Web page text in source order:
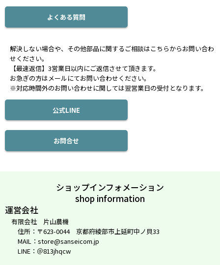
よくある質問
解決しない場合や、その他部品に関するご相談はこちらからお問い合わ
せください。
【最速返信】3営業日以内にご返信させて頂きます。
お急ぎの方はメールにてお問い合わせください。
※対応時間外のお問い合わせに関しては翌営業日の受付となります。
公式LINE
お問合せ
ショップインフォメーション
shop information
運営会社
有限会社 片山農機
住所：〒623-0044 京都府綾部市上延町中ノ貝33
MAIL：store@sanseicom.jp
LINE：＠813jhqcw